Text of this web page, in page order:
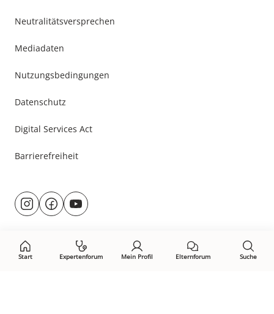
Start Expertenforum Mein Profil Elternforum Suche
Neutralitätsversprechen
Mediadaten
Nutzungsbedingungen
Datenschutz
Digital Services Act
Barrierefreiheit
Besuche
uns@rund.ums.baby
facebook.com/rundumsbaby.de
youtube.com/@rundumsbaby_